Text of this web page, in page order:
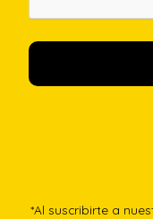
*Al suscribirte a